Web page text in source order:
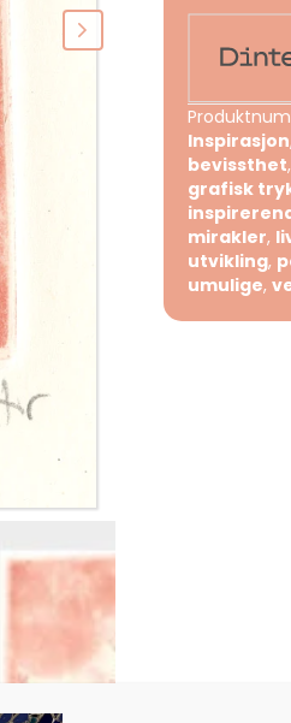
gravid
med
mirakler
antall
Inspirasjon,
bevissthet,
grafisk
mirakler,
utvikling,
umulige,